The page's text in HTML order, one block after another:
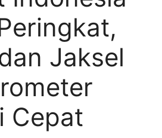
Jaksel
Cepat